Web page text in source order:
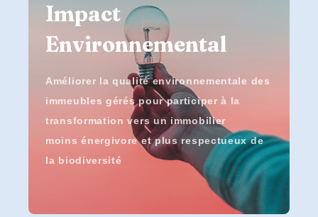
Impact
Environnemental
Améliorer la qualité environnementale des
immeubles gérés pour participer à la
transformation vers un immobilier
moins énergivore et plus respectueux de
la biodiversité